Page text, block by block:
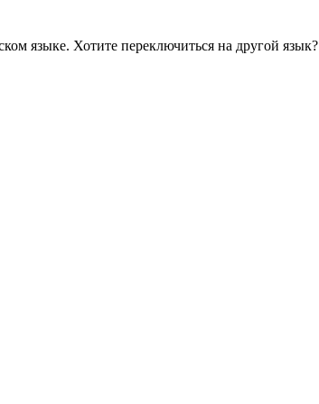
языке. Хотите переключиться на другой язык?